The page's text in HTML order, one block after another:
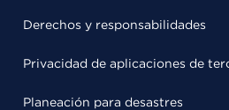
Derechos y responsabilidades
Privacidad de aplicaciones de
Planeación para desastres